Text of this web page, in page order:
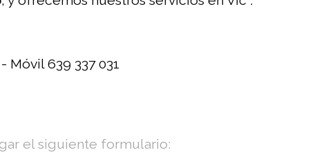
Móvil 639 337 031
el siguiente formulario: